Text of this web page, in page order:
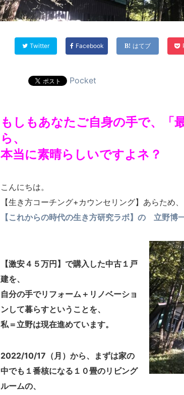
Twitter Facebook はてブ
Pocket
もしもあなたご自身の手で、「
ら、
本当に素晴らしいですよネ？
こんにちは。
【生き方コーチング+カウンセリング】あらため、
【これからの時代の生き方研究ラボ】の 立野博
【激安４５万円】で購入した中古１戸
建を、
自分の手でリフォーム＋リノベーショ
ンして暮らすということを、
私＝立野は現在進めています。
2022/10/17（月）から、まずは家の
中でも１番核になる１０畳のリビング
ルームの、